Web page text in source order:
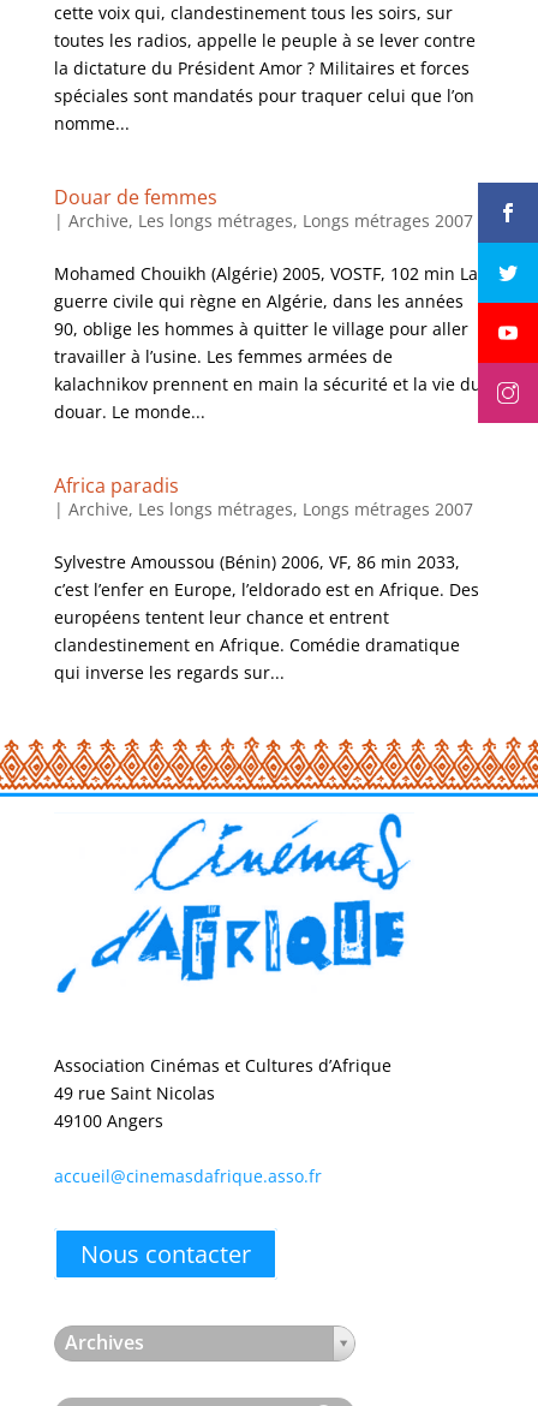
cette voix qui, clandestinement tous les soirs, sur
toutes les radios, appelle le peuple à se lever contre
la dictature du Président Amor ? Militaires et forces
spéciales sont mandatés pour traquer celui que l’on
nomme...
Douar de femmes
| Archive, Les longs métrages, Longs métrages 2007
Mohamed Chouikh (Algérie) 2005, VOSTF, 102 min La
guerre civile qui règne en Algérie, dans les années
90, oblige les hommes à quitter le village pour aller
travailler à l’usine. Les femmes armées de
kalachnikov prennent en main la sécurité et la vie du
douar. Le monde...
Africa paradis
| Archive, Les longs métrages, Longs métrages 2007
Sylvestre Amoussou (Bénin) 2006, VF, 86 min 2033,
c’est l’enfer en Europe, l’eldorado est en Afrique. Des
européens tentent leur chance et entrent
clandestinement en Afrique. Comédie dramatique
qui inverse les regards sur...
Association Cinémas et Cultures d’Afrique
49 rue Saint Nicolas
49100 Angers
accueil@cinemasdafrique.asso.fr
Nous contacter
Archives